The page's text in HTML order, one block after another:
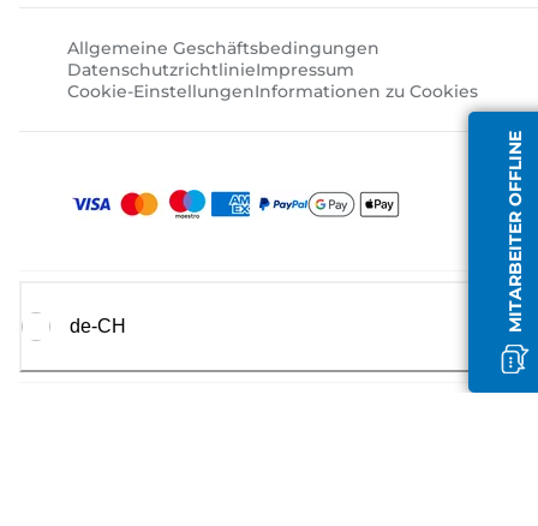
MITARBEITER OFFLINE
Allgemeine Geschäftsbedingungen
DatenschutzrichtlinieImpressum
Cookie-EinstellungenInformationen zu Cookies
de-CH